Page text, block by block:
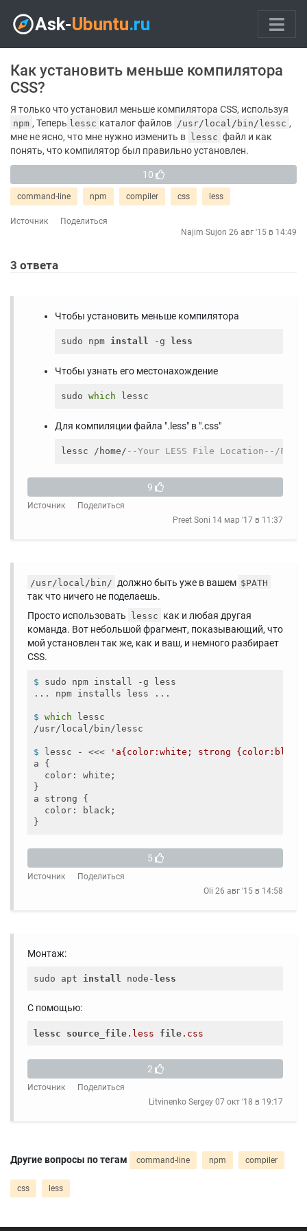
Как установить меньше компилятора
CSS?
Я только что установил меньше компилятора CSS, используя
npm , Теперь lessc каталог файлов /usr/local/bin/lessc ,
мне не ясно, что мне нужно изменить в
lessc файл и как
понять, что компилятор был правильно установлен.
10
command-line npm compiler css less
Источник
Поделиться
Najim Sujon 26 авг '15 в 14:49
3 ответа
Чтобы установить меньше компилятора
sudo npm install -g less
Чтобы узнать его местонахождение
sudo which
Для компиляции файла ".less" в ".css"
lessc /home/ --Your LESS File Location--/
9
Источник
Поделиться
Preet Soni 14 мар '17 в 11:37
/usr/local/bin/ должно быть уже в вашем $PATH
так что ничего не поделаешь.
Просто использовать lessc как и любая другая
команда. Вот небольшой фрагмент, показывающий, что
мой установлен так же, как и ваш, и немного разбирает
CSS.
$ sudo npm install -g less
$ which lessc
$ lessc - <<<
'a{color:white; strong
a {
  color: white;
}
a strong {
  color: black;
5
Источник
Поделиться
Oli 26 авг '15 в 14:58
Монтаж:
sudo apt install node- less
С помощью:
lessc source_file .less file .css
2
Источник
Поделиться
Litvinenko Sergey 07 окт '18 в 19:17
Другие вопросы по тегам command-line npm compiler
css less